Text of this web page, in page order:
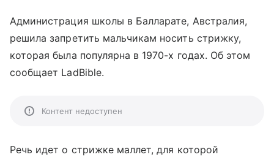
Администрация школы в Балларате, Австралия,
решила запретить мальчикам носить стрижку,
которая была популярна в 1970-х годах. Об этом
сообщает LadBible.
Контент недоступен
Речь идет о стрижке маллет, для которой